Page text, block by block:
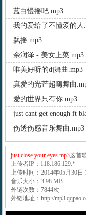
蓝白慢摇吧.mp3
我的爱给了不懂爱的人
飘摇.mp3
余润泽 - 美女上菜.mp3
唯美好听的dj舞曲.mp3
真爱的光芒超嗨舞曲
爱的世界只有你.mp3
just cant get enough ft
伤透伤感音乐舞曲.mp3
just close your eyes.mp3这首
上传者IP：118.186.129.*
上传时间：2014年05月30日
音乐大小：3.98 MB
外链次数：7844次
外链地址：http://